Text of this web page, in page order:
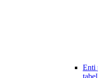
Enti